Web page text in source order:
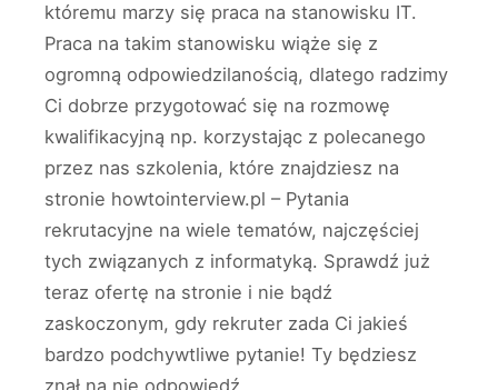
któremu marzy się praca na stanowisku IT.
Praca na takim stanowisku wiąże się z
ogromną odpowiedzilanością, dlatego radzimy
Ci dobrze przygotować się na rozmowę
kwalifikacyjną np. korzystając z polecanego
przez nas szkolenia, które znajdziesz na
stronie howtointerview.pl – Pytania
rekrutacyjne na wiele tematów, najczęściej
tych związanych z informatyką. Sprawdź już
teraz ofertę na stronie i nie bądź
zaskoczonym, gdy rekruter zada Ci jakieś
bardzo podchywtliwe pytanie! Ty będziesz
znał na nie odpowiedź.